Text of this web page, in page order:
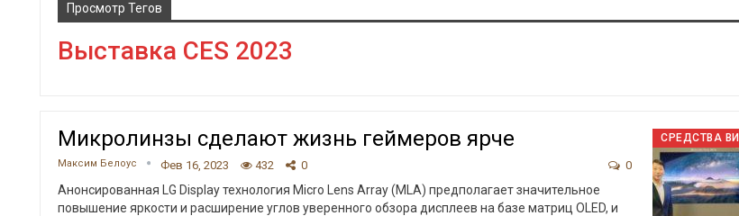
Просмотр Тегов
Выставка CES 2023
Микролинзы сделают жизнь геймеров ярче
Максим Белоус Фев 16, 2023 432 0 0
Анонсированная LG Display технология Micro Lens Array (MLA) предполагает значительное
повышение яркости и расширение углов уверенного обзора дисплеев на базе матриц OLED, и